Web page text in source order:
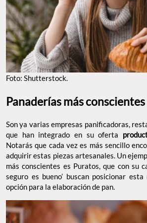
Foto: Shutterstock.
Panaderías más conscientes
Son ya varias empresas panificadoras,
que han integrado en su oferta
Notarás que cada vez es más sencillo
adquirir estas piezas artesanales. Un
más conscientes es Puratos, que con su
seguro es bueno’ buscan posicionar
opción para la elaboración de pan.